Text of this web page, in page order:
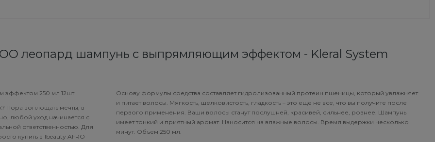
леопард шампунь с выпрямляющим эффектом - Kleral System
эффектом 250 мл 12шт
Пора воплощать мечты, в
любой уход начинается с
ответственностью. Для
купить в 1beauty AFRO
Основу формулы средства составляет гидролизованный протеин пшеницы, который увлажняет
и питает волосы. Мягкость, шелковистость, гладкость – это еще не все, что вы получите после
первого применения. Ваши волосы станут послушней, красивей, сильнее, ровнее. Шампунь
имеет тонкий и приятный аромат. Наносится на влажные волосы. Время выдержки несколько
минут. Объем 250 мл.